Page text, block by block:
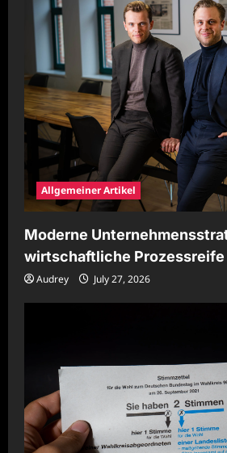
Allgemeiner Artikel
Moderne
wirtschaftliche Prozessreife
Audrey July 27, 2026